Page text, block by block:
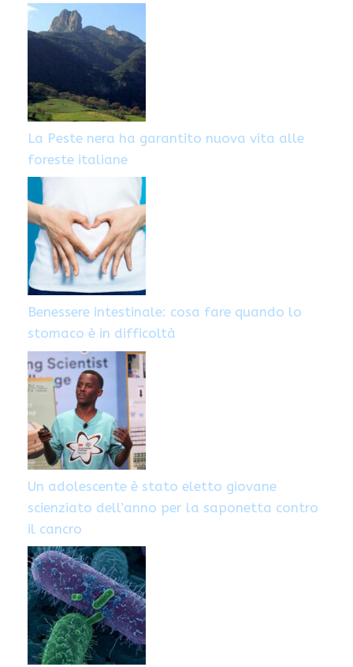
La Peste nera ha garantito nuova vita alle
foreste italiane
Benessere intestinale: cosa fare quando lo
stomaco è in difficoltà
Un adolescente è stato eletto giovane
scienziato dell’anno per la saponetta contro
il cancro